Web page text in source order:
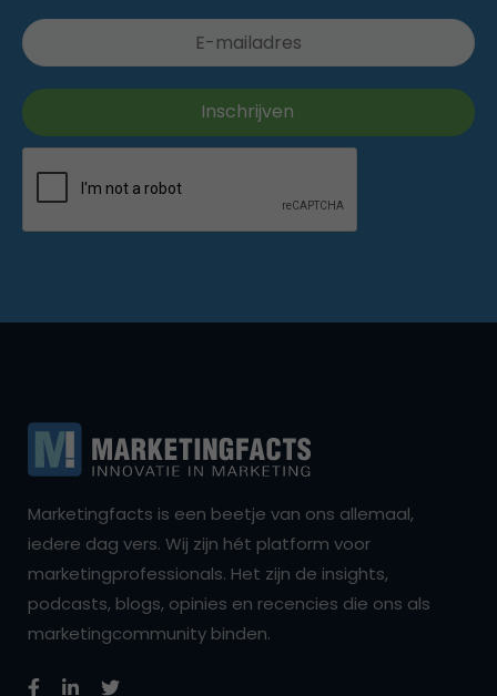
Marketingfacts is een beetje van ons allemaal,
iedere dag vers. Wij zijn hét platform voor
marketingprofessionals. Het zijn de insights,
podcasts, blogs, opinies en recencies die ons als
marketingcommunity binden.